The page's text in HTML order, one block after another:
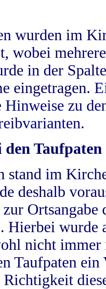
wurden im
wobei
in der
eingetragen.
zu
den Taufpaten
stand im
deshalb
Hierbei wurde
nicht
Taufpaten